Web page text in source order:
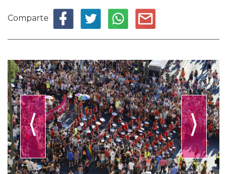
Comparte
⟨ ⟩